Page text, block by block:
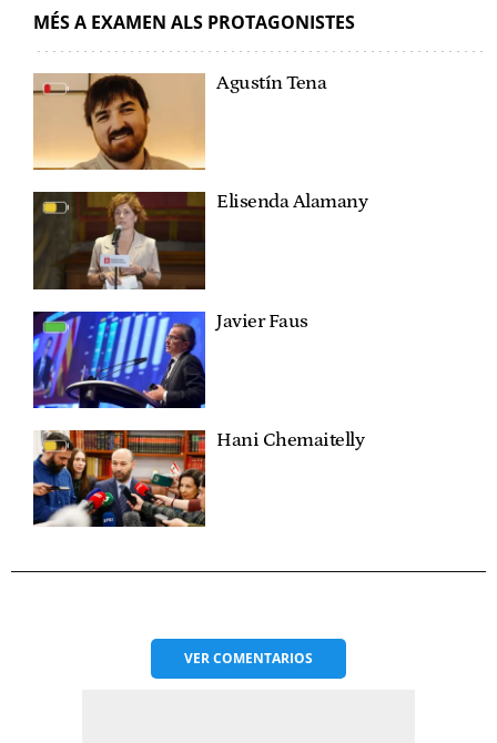
MÉS A EXAMEN ALS PROTAGONISTES
Agustín Tena
Elisenda Alamany
Javier Faus
Hani Chemaitelly
VERCOMENTARIOS